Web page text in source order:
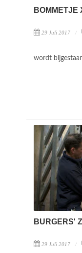
BOMMETJE
29 Juli 2017
wordt
BURGERS'
29 Juli 2017